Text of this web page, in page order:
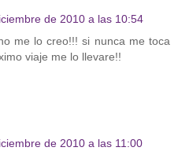
de 2010 a las 10:54
me lo creo!!! si nunca me toca
viaje me lo llevare!!
de 2010 a las 11:00